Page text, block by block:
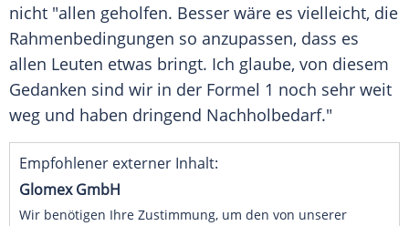
nicht "allen geholfen. Besser wäre es vielleicht, die
Rahmenbedingungen so anzupassen, dass es
allen Leuten etwas bringt. Ich glaube, von diesem
Gedanken sind wir in der Formel 1 noch sehr weit
weg und haben dringend Nachholbedarf."
Empfohlener externer Inhalt:
Glomex GmbH
Wir benötigen Ihre Zustimmung, um den von unserer